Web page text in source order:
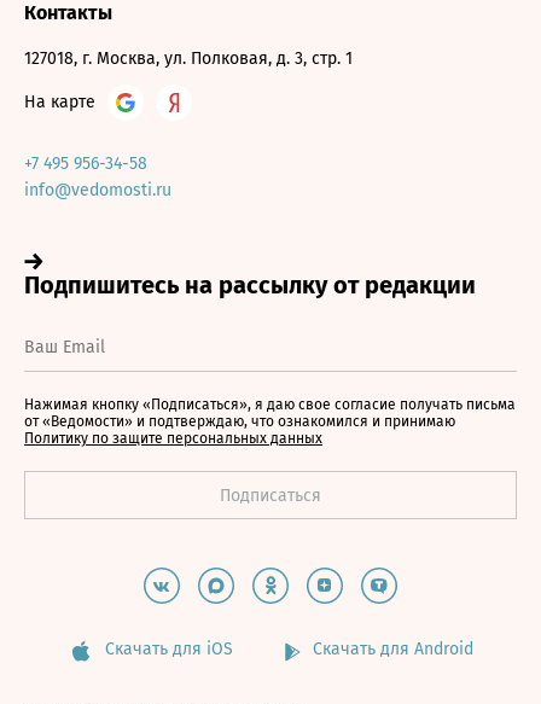
Контакты
127018, г. Москва, ул. Полковая, д. 3, стр. 1
На карте
+7 495 956-34-58
info@vedomosti.ru
Нажимая кнопку «Подписаться», я даю свое согласие получать письма
от «Ведомости» и подтверждаю, что ознакомился и принимаю
Политику по защите персональных данных
Скачать для iOS Скачать для Android